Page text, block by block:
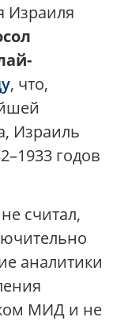
Израиля
, что,
Израиль
годов
считал,
аналитики
МИД и не